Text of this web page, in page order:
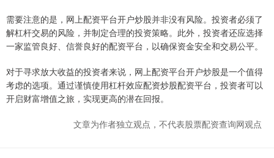
需要注意的是，网上配资平台开户炒股并非没有风险。投资者必须了
解杠杆交易的风险，并制定合理的投资策略。此外，投资者还应选择
一家监管良好、信誉良好的配资平台，以确保资金安全和交易公平。
对于寻求放大收益的投资者来说，网上配资平台开户炒股是一个值得
考虑的选项。通过谨慎使用杠杆效应配资炒股配资平台，投资者可以
开启财富增值之旅，实现更高的潜在回报。
文章为作者独立观点，不代表股票配资查询网观点